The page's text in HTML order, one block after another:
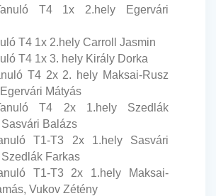
T4 1x 2.hely Egervári
T4 1x 2.hely Carroll Jasmin
T4 1x 3. hely Király Dorka
T4 2x 2. hely Maksai-Rusz
Mátyás
T4 2x 1.hely Szedlák
Sasvári Balázs
T1-T3 2x 1.hely Sasvári
Farkas
T1-T3 2x 1.hely Maksai-
Vukov Zétény